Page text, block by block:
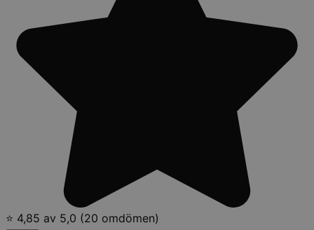
⭐ 4,85 av 5,0 (20 omdömen)